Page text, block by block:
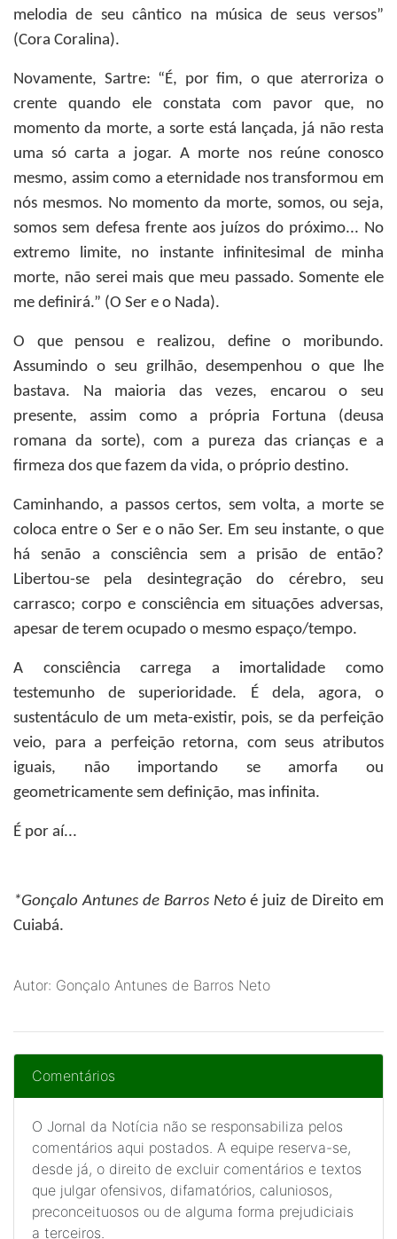
melodia de seu cântico na música de seus versos”
(Cora Coralina).
Novamente, Sartre: “É, por fim, o que aterroriza o
crente quando ele constata com pavor que, no
momento da morte, a sorte está lançada, já não resta
uma só carta a jogar. A morte nos reúne conosco
mesmo, assim como a eternidade nos transformou em
nós mesmos. No momento da morte, somos, ou seja,
somos sem defesa frente aos juízos do próximo... No
extremo limite, no instante infinitesimal de minha
morte, não serei mais que meu passado. Somente ele
me definirá.” (O Ser e o Nada).
O que pensou e realizou, define o moribundo.
Assumindo o seu grilhão, desempenhou o que lhe
bastava. Na maioria das vezes, encarou o seu
presente, assim como a própria Fortuna (deusa
romana da sorte), com a pureza das crianças e a
firmeza dos que fazem da vida, o próprio destino.
Caminhando, a passos certos, sem volta, a morte se
coloca entre o Ser e o não Ser. Em seu instante, o que
há senão a consciência sem a prisão de então?
Libertou-se pela desintegração do cérebro, seu
carrasco; corpo e consciência em situações adversas,
apesar de terem ocupado o mesmo espaço/tempo.
A consciência carrega a imortalidade como
testemunho de superioridade. É dela, agora, o
sustentáculo de um meta-existir, pois, se da perfeição
veio, para a perfeição retorna, com seus atributos
iguais, não importando se amorfa ou
geometricamente sem definição, mas infinita.
É por aí...
*Gonçalo Antunes de Barros Netoé juiz de Direito em
Cuiabá.
Autor: Gonçalo Antunes de Barros Neto
Comentários
O Jornal da Notícia não se responsabiliza pelos
comentários aqui postados. A equipe reserva-se,
desde já, o direito de excluir comentários e textos
que julgar ofensivos, difamatórios, caluniosos,
preconceituosos ou de alguma forma prejudiciais
a terceiros.